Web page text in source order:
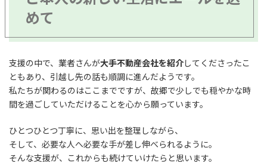
めて
支援の中で、業者さんが大手不動産会社を紹介してくださったこ
ともあり、引越し先の話も順調に進んだようです。
私たちが関わるのはここまでですが、故郷で少しでも穏やかな時
間を過ごしていただけることを心から願っています。
ひとつひとつ丁寧に、思い出を整理しながら、
そして、必要な人へ必要な手が差し伸べられるように。
そんな支援が、これからも続けていけたらと思います。